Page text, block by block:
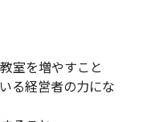
室を増やすこと
る経営者の力にな